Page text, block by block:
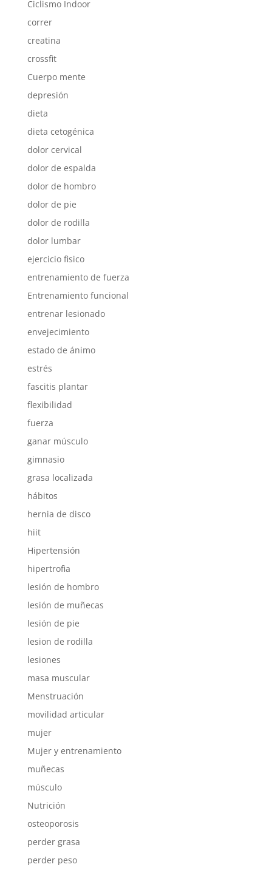
Ciclismo Indoor
correr
creatina
crossfit
Cuerpo mente
depresión
dieta
dieta cetogénica
dolor cervical
dolor de espalda
dolor de hombro
dolor de pie
dolor de rodilla
dolor lumbar
ejercicio fisico
entrenamiento de fuerza
Entrenamiento funcional
entrenar lesionado
envejecimiento
estado de ánimo
estrés
fascitis plantar
flexibilidad
fuerza
ganar músculo
gimnasio
grasa localizada
hábitos
hernia de disco
hiit
Hipertensión
hipertrofia
lesión de hombro
lesión de muñecas
lesión de pie
lesion de rodilla
lesiones
masa muscular
Menstruación
movilidad articular
mujer
Mujer y entrenamiento
muñecas
músculo
Nutrición
osteoporosis
perder grasa
perder peso